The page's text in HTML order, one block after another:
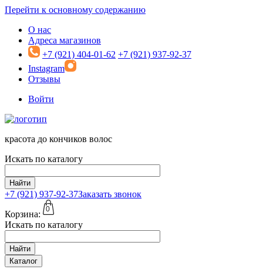
Перейти к основному содержанию
О нас
Адреса магазинов
+7 (921) 404-01-62 +7 (921) 937-92-37
Instagram
Отзывы
Войти
красота до кончиков волос
Искать по каталогу
Найти
+7 (921) 937-92-37Заказать звонок
Корзина:
0
Искать по каталогу
Найти
Каталог